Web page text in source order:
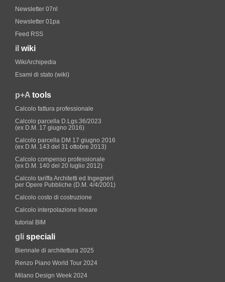
Newsletter 07nl
Newsletter 01pa
Feed RSS
il wiki
WikiArchipedia
Esami di stato (wiki)
p+A tools
Calcolo fattura professionale
Calcolo parcella D.Lgs.36/2023
(ex D.M. 17 giugno 2016)
Calcolo parcella DM 17 giugno 2016
(ex D.M. 143 del 31 ottobre 2013)
Calcolo compenso professionale
(ex D.M. 140 del 20 luglio 2012)
Calcolo tariffa Architetti ed Ingegneri
per Opere Pubbliche (D.M. 4/4/2001)
Calcolo costo di costruzione
Calcolo interpolazione lineare
tutorial BIM
gli speciali
Biennale di architettura 2025
Renzo Piano World Tour 2024
Milano Design Week 2024